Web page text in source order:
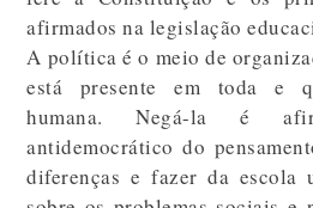
afirmados na legislação
A política é o meio de
está presente em toda e
humana. Negá-la é
antidemocrático do
diferenças e fazer da escola